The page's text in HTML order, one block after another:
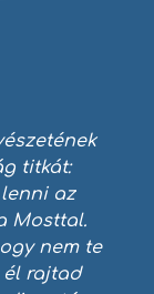
titkát:
az
Mosttal.
nem te
él rajtad